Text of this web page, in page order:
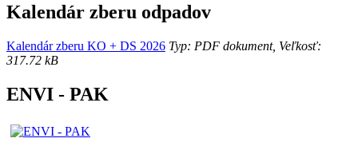
Kalendár zberu odpadov
Kalendár zberu KO + DS 2026 Typ: PDF dokument, Veľkosť:
317.72 kB
ENVI - PAK